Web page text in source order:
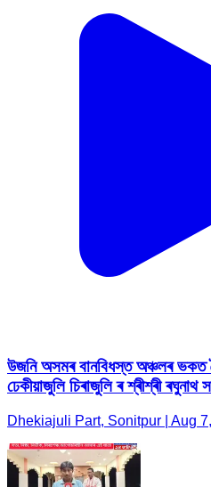
উজনি অসমৰ বানবিধস্ত অঞ্চলৰ ভকত
ঢেকীয়াজুলি চিৰাজুলি ৰ শ্ৰীশ্ৰী ৰঘুনাথ
Dhekiajuli Part, Sonitpur | Aug